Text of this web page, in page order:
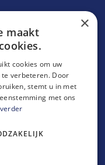
×
maakt
cookies om uw
verbeteren. Door
stemt u in met
met ons